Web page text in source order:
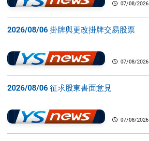
07/08/2026
2026/08/06 掛牌與更改掛牌交易股票
07/08/2026
2026/08/06 征求股東書面意見
07/08/2026